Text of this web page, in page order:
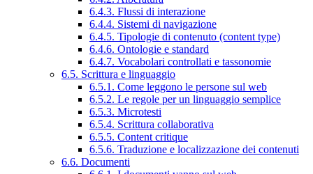
6.4.3. Flussi di interazione
6.4.4. Sistemi di navigazione
6.4.5. Tipologie di contenuto (content type)
6.4.6. Ontologie e standard
6.4.7. Vocabolari controllati e tassonomie
6.5. Scrittura e linguaggio
6.5.1. Come leggono le persone sul web
6.5.2. Le regole per un linguaggio semplice
6.5.3. Microtesti
6.5.4. Scrittura collaborativa
6.5.5. Content critique
6.5.6. Traduzione e localizzazione dei contenuti
6.6. Documenti